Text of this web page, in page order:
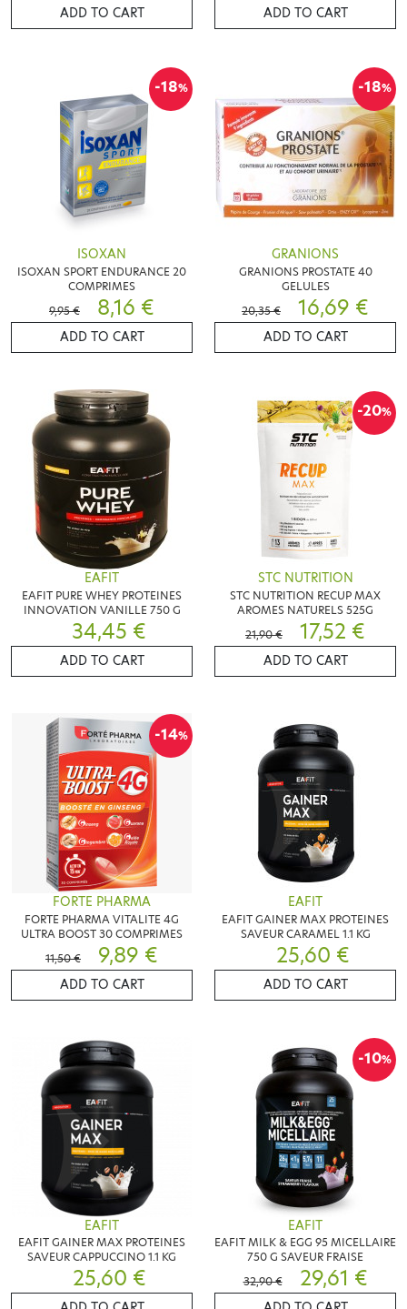
ADD TO CART ADD TO CART
-18%
ISOXAN
ISOXAN SPORT ENDURANCE 20
COMPRIMES
9,95 €
8,16 €
ADD TO CART
-18%
GRANIONS
GRANIONS PROSTATE 40
GELULES
20,35 €
16,69 €
ADD TO CART
EAFIT
EAFIT PURE WHEY PROTEINES
INNOVATION VANILLE 750 G
34,45 €
ADD TO CART
-20%
STC NUTRITION
STC NUTRITION RECUP MAX
AROMES NATURELS 525G
21,90 €
17,52 €
ADD TO CART
-14%
FORTE PHARMA
FORTE PHARMA VITALITE 4G
ULTRA BOOST 30 COMPRIMES
11,50 €
9,89 €
ADD TO CART
EAFIT
EAFIT GAINER MAX PROTEINES
SAVEUR CARAMEL 1.1 KG
25,60 €
ADD TO CART
EAFIT
EAFIT GAINER MAX PROTEINES
SAVEUR CAPPUCCINO 1.1 KG
25,60 €
-10%
EAFIT
EAFIT MILK & EGG 95 MICELLAIRE
750 G SAVEUR FRAISE
32,90 €
29,61 €